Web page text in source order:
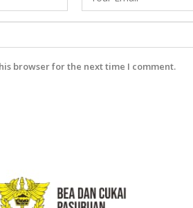
browser for the next time I comment.